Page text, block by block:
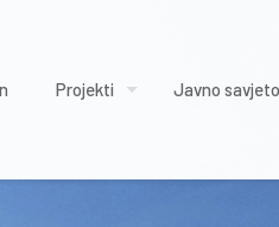
Projekti Javno